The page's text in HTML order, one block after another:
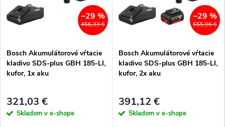
456,33 €
–29 %
Bosch Akumulátorové vŕtacie
kladivo SDS-plus GBH 185-LI,
kufor, 1x aku
321,03 €
Skladom v e-shope
555,96 €
–29 %
Bosch Akumulátorové vŕtacie
kladivo SDS-plus GBH 185-LI,
kufor, 2x aku
391,12 €
Skladom v e-shope